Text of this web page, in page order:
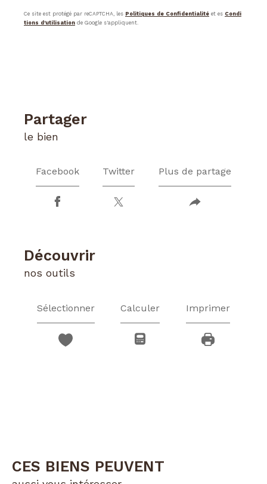
Ce site est protégé par reCAPTCHA, les Politiques de Confidentialité et es Condi
tions d'utilisation de Google s'appliquent.
partager
le bien
Facebook Twitter Plus de partage
découvrir
nos outils
Sélectionner Calculer Imprimer
CES BIENS PEUVENT